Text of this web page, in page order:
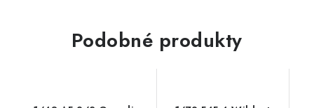
Podobné produkty